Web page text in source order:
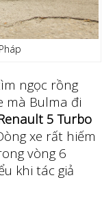
ngọc rồng
mà Bulma đi
5 Turbo
xe rất hiếm
vòng 6
khi tác giả